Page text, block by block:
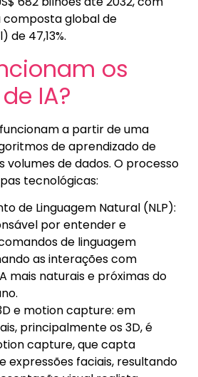
composta global de
47,13%.
os
IA?
a partir de uma
de aprendizado de
volumes de dados. O processo
tecnológicas:
de Linguagem Natural (NLP):
por entender e
de linguagem
as interações com
mais naturais e próximas do
e motion capture: em
principalmente os 3D, é
capture, que capta
expressões faciais, resultando